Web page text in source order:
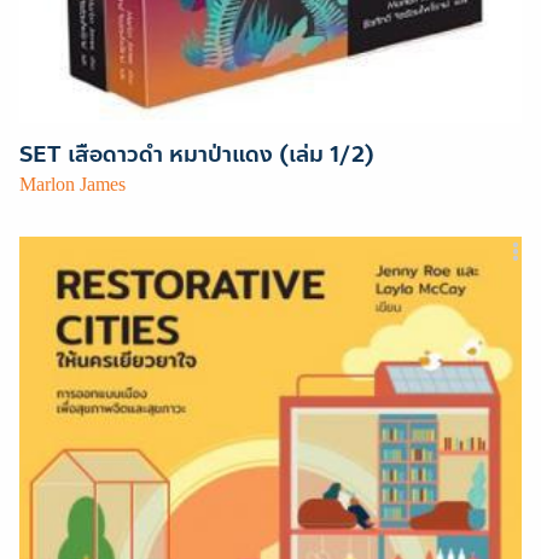
SET เสือดาวดำ หมาป่าแดง (เล่ม 1/2)
Marlon James